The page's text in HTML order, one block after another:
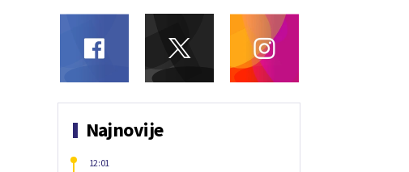
Najnovije
12:01